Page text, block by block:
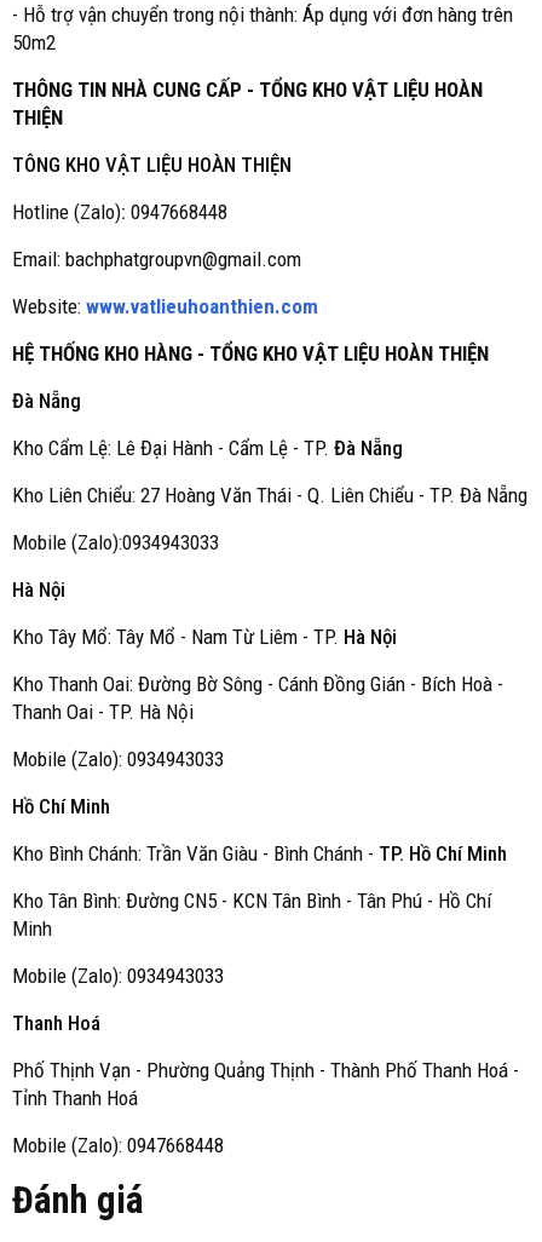
- Hỗ trợ vận chuyển trong nội thành: Áp dụng với đơn hàng trên
50m2
THÔNG TIN NHÀ CUNG CẤP - TỔNG KHO VẬT LIỆU HOÀN
THIỆN
TÔNG KHO VẬT LIỆU HOÀN THIỆN
Hotline (Zalo): 0947668448
Email: bachphatgroupvn@gmail.com
Website: www.vatlieuhoanthien.com
HỆ THỐNG KHO HÀNG - TỔNG KHO VẬT LIỆU HOÀN THIỆN
Đà Nẵng
Kho Cẩm Lệ: Lê Đại Hành - Cẩm Lệ - TP. Đà Nẵng
Kho Liên Chiểu: 27 Hoàng Văn Thái - Q. Liên Chiểu - TP. Đà Nẵng
Mobile (Zalo):0934943033
Hà Nội
Kho Tây Mổ: Tây Mổ - Nam Từ Liêm - TP. Hà Nội
Kho Thanh Oai: Đường Bờ Sông - Cánh Đồng Gián - Bích Hoà -
Thanh Oai - TP. Hà Nội
Mobile (Zalo): 0934943033
Hồ Chí Minh
Kho Bình Chánh: Trần Văn Giàu - Bình Chánh - TP. Hồ Chí Minh
Kho Tân Bình: Đường CN5 - KCN Tân Bình - Tân Phú - Hồ Chí
Minh
Mobile (Zalo): 0934943033
Thanh Hoá
Phố Thịnh Vạn - Phường Quảng Thịnh - Thành Phố Thanh Hoá -
Tỉnh Thanh Hoá
Mobile (Zalo): 0947668448
Đánh giá